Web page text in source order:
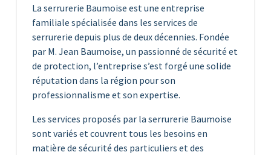
La serrurerie Baumoise est une entreprise
familiale spécialisée dans les services de
serrurerie depuis plus de deux décennies. Fondée
par M. Jean Baumoise, un passionné de sécurité et
de protection, l’entreprise s’est forgé une solide
réputation dans la région pour son
professionnalisme et son expertise.
Les services proposés par la serrurerie Baumoise
sont variés et couvrent tous les besoins en
matière de sécurité des particuliers et des